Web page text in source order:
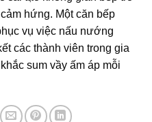
hứng. Một căn bếp
vụ việc nấu nướng
các thành viên trong gia
sum vầy ấm áp mỗi